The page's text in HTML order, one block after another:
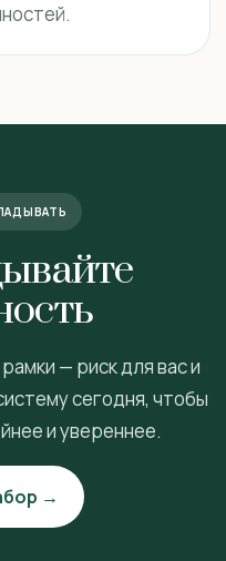
— риск для вас и
сегодня, чтобы
и увереннее.
→